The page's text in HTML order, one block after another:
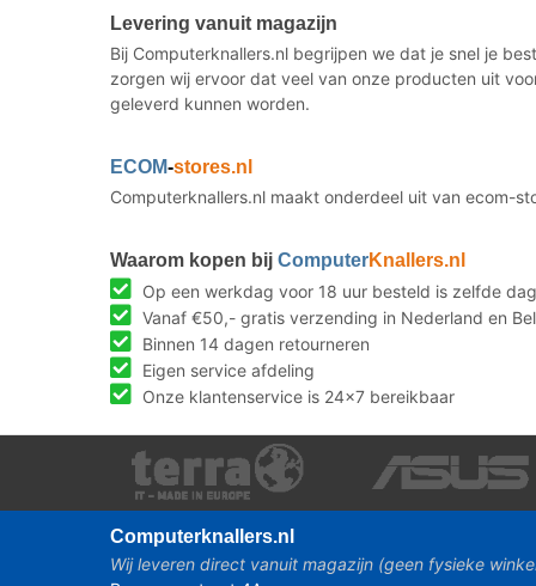
Levering vanuit magazijn
Bij Computerknallers.nl begrijpen we dat je snel je
zorgen wij ervoor dat veel van onze producten uit
geleverd kunnen worden.
ECOM-stores.nl
Computerknallers.nl maakt onderdeel uit van ecom-
Waarom kopen bij ComputerKnallers.nl
Op een werkdag voor 18 uur besteld is zelfde
Vanaf €50,- gratis verzending in Nederland en
Binnen 14 dagen retourneren
Eigen service afdeling
Onze klantenservice is 24x7 bereikbaar
Computerknallers.nl
Wij leveren direct vanuit magazijn (geen fysieke